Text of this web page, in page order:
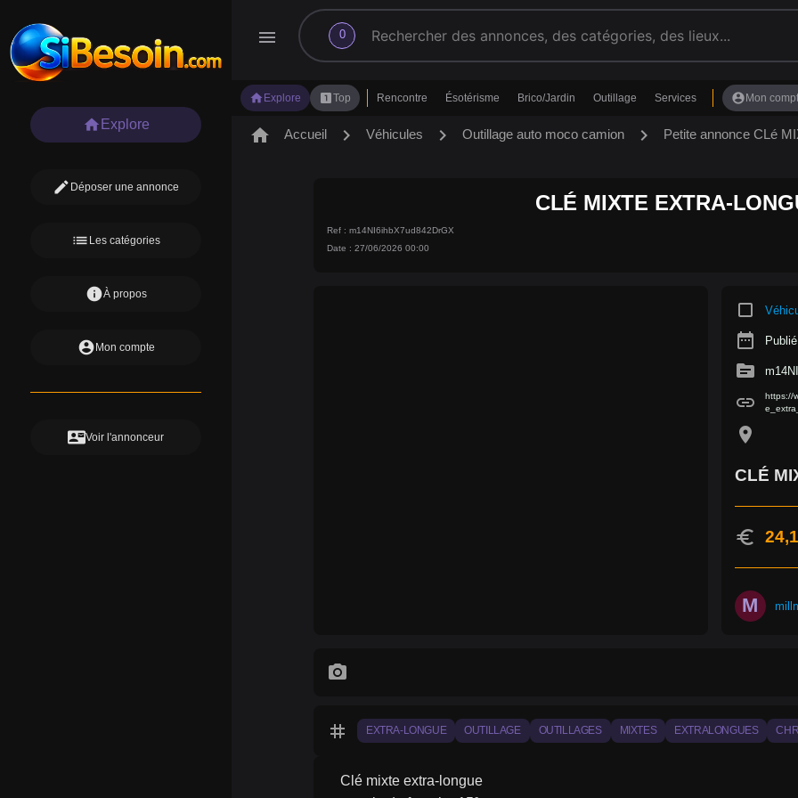
menu 0
search
home Explore looks_oneTop Rencontre Ésotérisme Brico/Jardin Outillage Services account_circle Mon
home Explore
edit Déposer une annonce
list Les catégories
infoÀ propos
account_circle Mon compte
contact_mailVoir l'annonceur
home Accueil chevron_right Véhicules chevron_right Outillage auto moco camion chevron_right Petite annonce CLé
CLÉ MIXTE EXTRA-
Ref : m14NI6ihbX7ud842DrGX
Date : 27/06/2026 00:00
crop_square
date_range
source
link
https://
location_on
CLÉ
euro
M
photo_camera
tag EXTRA-LONGUE OUTILLAGE OUTILLAGES MIXTES EXTRALONGUES
Clé mixte extra-longue